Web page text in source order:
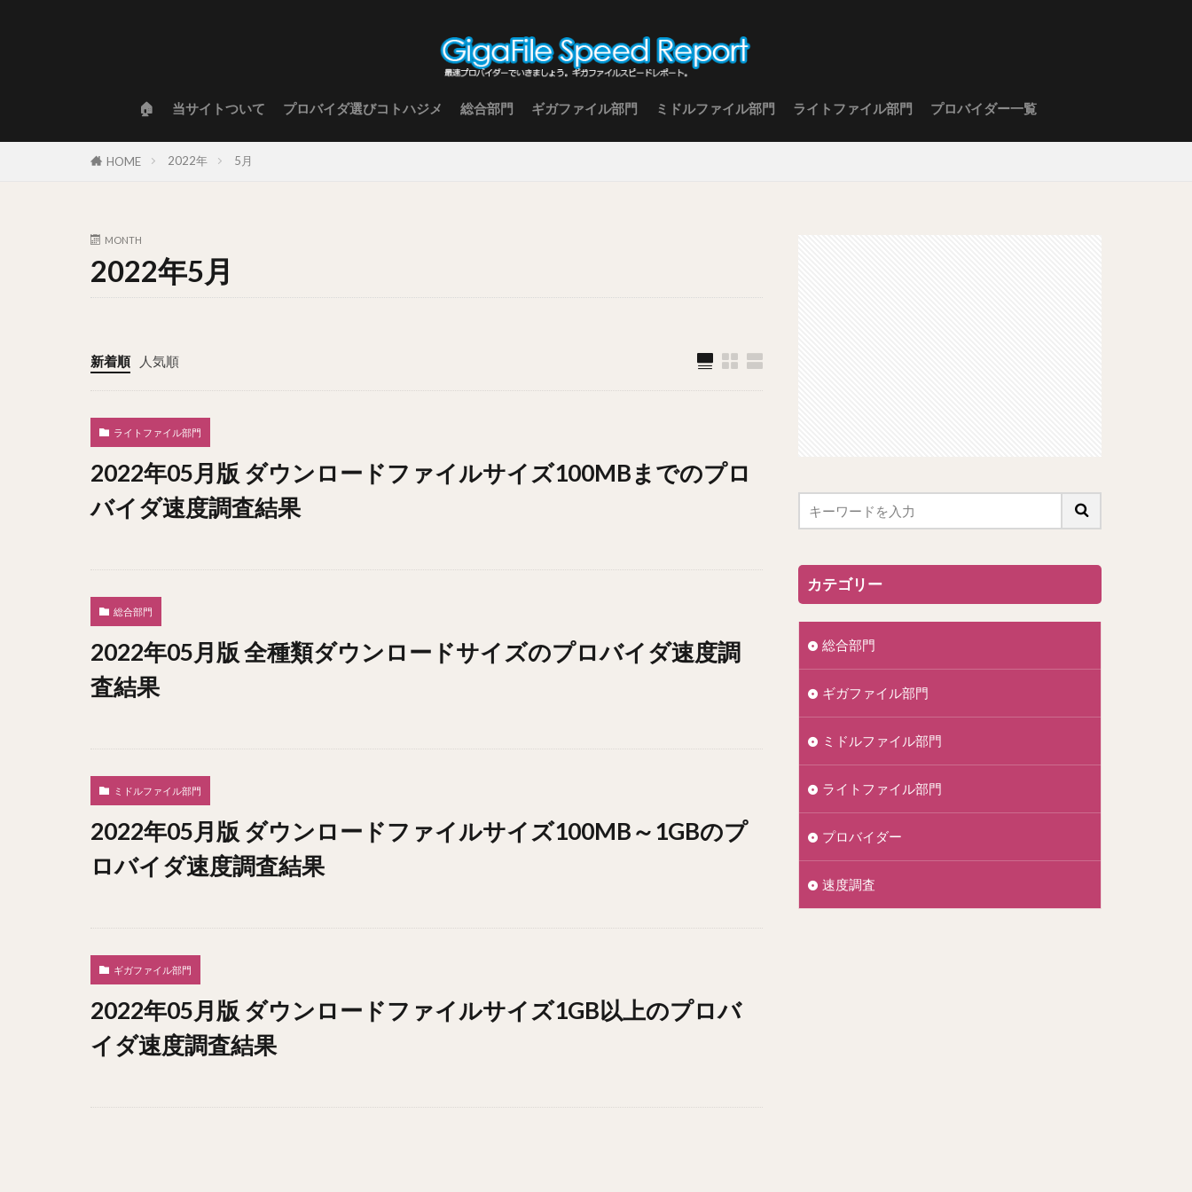
🏠 当サイトついて プロバイダ選びコトハジメ 総合部門 ギガファイル部門 ミドルファイル部門 ライトファイル部門 プロバイダー一覧
HOME 2022年 5月
MONTH
2022年5月
新着順 人気順
ライトファイル部門
2022年05月版 ダウンロードファイルサイズ100MBまでのプロ
バイダ速度調査結果
総合部門
2022年05月版 全種類ダウンロードサイズのプロバイダ速度調
査結果
ミドルファイル部門
2022年05月版 ダウンロードファイルサイズ100MB～1GBのプ
ロバイダ速度調査結果
ギガファイル部門
2022年05月版 ダウンロードファイルサイズ1GB以上のプロバ
イダ速度調査結果
カテゴリー
総合部門
ギガファイル部門
ミドルファイル部門
ライトファイル部門
プロバイダー
速度調査